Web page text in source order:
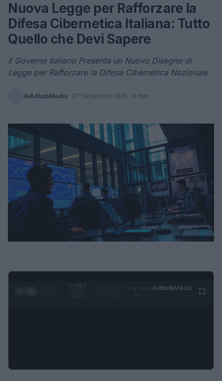
Nuova Legge per Rafforzare la
Difesa Cibernetica Italiana: Tutto
Quello che Devi Sapere
Il Governo Italiano Presenta un Nuovo Disegno di
Legge per Rafforzare la Difesa Cibernetica Nazionale
AiAdhubMedia · 27 Settembre 2025 · 4 min
0:29 /
AdhubMedia